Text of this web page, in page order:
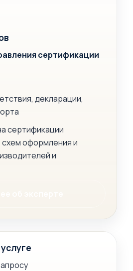
сертификации
декларации,
сертификации
оформления и
и